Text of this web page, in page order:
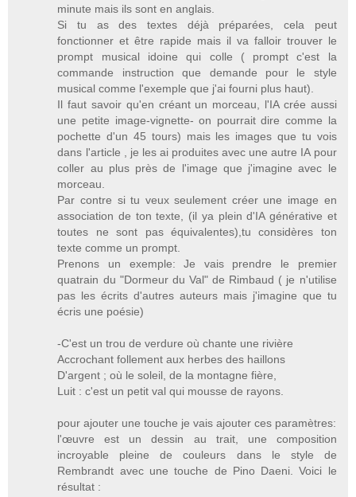
minute mais ils sont en anglais.
Si tu as des textes déjà préparées, cela peut
fonctionner et être rapide mais il va falloir trouver le
prompt musical idoine qui colle ( prompt c'est la
commande instruction que demande pour le style
musical comme l'exemple que j'ai fourni plus haut).
Il faut savoir qu'en créant un morceau, l'IA crée aussi
une petite image-vignette- on pourrait dire comme la
pochette d'un 45 tours) mais les images que tu vois
dans l'article , je les ai produites avec une autre IA pour
coller au plus près de l'image que j'imagine avec le
morceau.
Par contre si tu veux seulement créer une image en
association de ton texte, (il ya plein d'IA générative et
toutes ne sont pas équivalentes),tu considères ton
texte comme un prompt.
Prenons un exemple: Je vais prendre le premier
quatrain du "Dormeur du Val" de Rimbaud ( je n'utilise
pas les écrits d'autres auteurs mais j'imagine que tu
écris une poésie)
-C'est un trou de verdure où chante une rivière
Accrochant follement aux herbes des haillons
D'argent ; où le soleil, de la montagne fière,
Luit : c'est un petit val qui mousse de rayons.
pour ajouter une touche je vais ajouter ces paramètres:
l'œuvre est un dessin au trait, une composition
incroyable pleine de couleurs dans le style de
Rembrandt avec une touche de Pino Daeni. Voici le
résultat :